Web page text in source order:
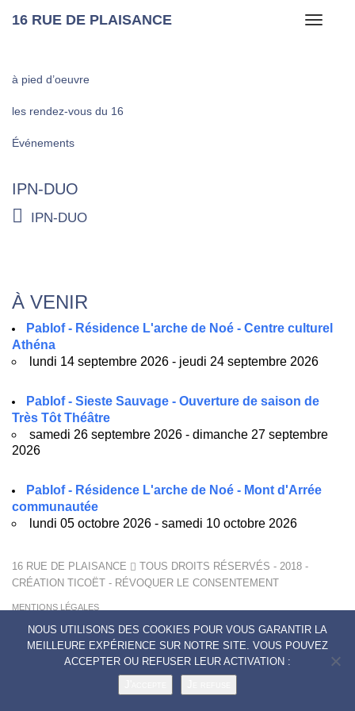
Toggle
16 RUE DE PLAISANCE
à pied d’oeuvre
les rendez-vous du 16
Événements
IPN-DUO
IPN-DUO
À VENIR
Pablof - Résidence L'arche de Noé - Centre culturel
Athéna
lundi 14 septembre 2026 - jeudi 24 septembre 2026
Pablof - Sieste Sauvage - Ouverture de saison de
Très Tôt Théâtre
samedi 26 septembre 2026 - dimanche 27 septembre
2026
Pablof - Résidence L'arche de Noé - Mont d'Arrée
communautée
lundi 05 octobre 2026 - samedi 10 octobre 2026
16 RUE DE PLAISANCE
TOUS DROITS RÉSERVÉS - 2018 -
CRÉATION TICOËT - RÉVOQUER LE CONSENTEMENT
MENTIONS LÉGALES
NOUS UTILISONS DES COOKIES POUR VOUS GARANTIR LA
MEILLEURE EXPÉRIENCE SUR NOTRE SITE. VOUS POUVEZ
ACCEPTER OU REFUSER LEUR ACTIVATION :